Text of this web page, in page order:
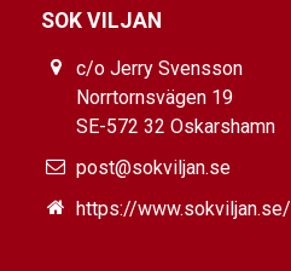
SOK VILJAN
c/o Jerry Svensson
Norrtornsvägen 19
SE-572 32 Oskarshamn
post@sokviljan.se
https://www.sokviljan.se/